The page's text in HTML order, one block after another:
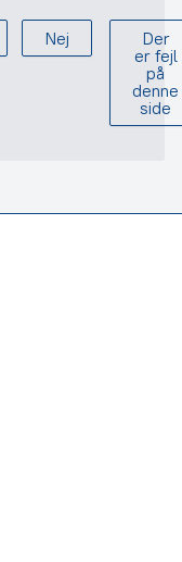
Nej
Der
er fejl
på
denne
side